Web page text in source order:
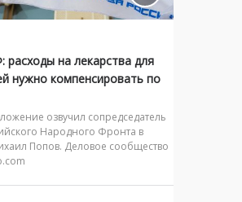
расходы на лекарства для
нужно компенсировать по
озвучил сопредседатель
Народного Фронта в
Попов. Деловое сообщество